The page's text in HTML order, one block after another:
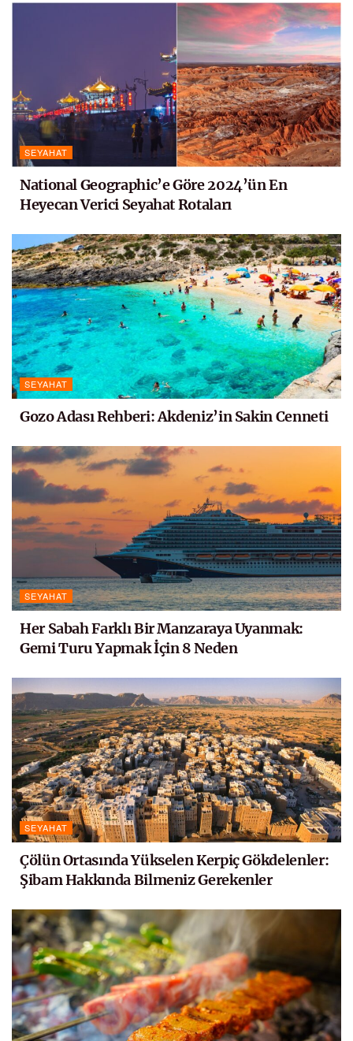
SEYAHAT
National Geographic’e Göre 2024’ün En
Heyecan Verici Seyahat Rotaları
SEYAHAT
Gozo Adası Rehberi: Akdeniz’in Sakin Cenneti
SEYAHAT
Her Sabah Farklı Bir Manzaraya Uyanmak:
Gemi Turu Yapmak İçin 8 Neden
SEYAHAT
Çölün Ortasında Yükselen Kerpiç Gökdelenler:
Şibam Hakkında Bilmeniz Gerekenler